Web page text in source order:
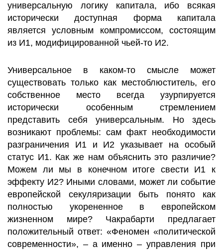
универсальную логику капитала, ибо всякая
исторически доступная форма капитала
является условным компромиссом, состоящим
из И1, модифицированной чьей-то И2.
Универсальное в каком-то смысле может
существовать только как местоблюститель, его
собственное место всегда узурпируется
исторически особенным стремлением
представить себя универсальным. Но здесь
возникают проблемы: сам факт необходимости
разграничения И1 и И2 указывает на особый
статус И1. Как же нам объяснить это различие?
Можем ли мы в конечном итоге свести И1 к
эффекту И2? Иными словами, может ли событие
европейской секуляризации быть понято как
полностью укорененное в европейском
жизненном мире? Чакрабарти предлагает
положительный ответ: «Феномен «политической
современности», – а именно – управления при